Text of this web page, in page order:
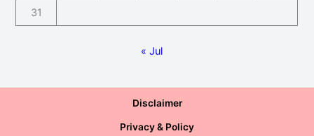
31
« Jul
Disclaimer
Privacy & Policy